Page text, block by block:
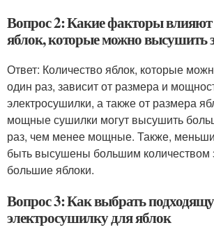
Вопрос 2: Какие факторы влияют
яблок, которые можно высушить
Ответ: Количество яблок, которые
один раз, зависит от размера и
электросушилки, а также от размера
мощные сушилки могут высушить
раз, чем менее мощные. Также,
быть высушены большим количеством
большие яблоки.
Вопрос 3: Как выбрать
электросушилку для яблок